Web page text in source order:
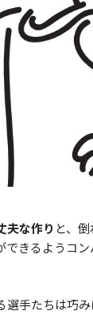
夫な作り と、
できるようコ
手たちは巧